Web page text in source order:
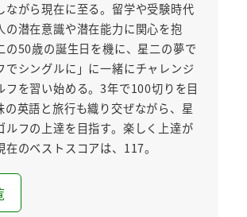
ながら現在に至る。留学や受験時代
の潜在意識や潜在能力に関心を抱
の50歳の誕生日を機に、星二の夢で
でシングルに」に一緒にチャレンジ
フを習い始める。3年で100切りを目
の英語と旅行も織り交ぜながら、星
ルフの上達を目指す。楽しく上達が
在のベストスコアは、117。